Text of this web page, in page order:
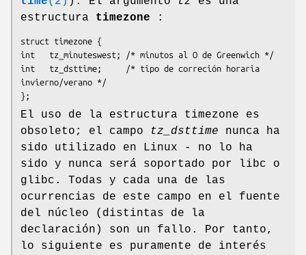
estructura timezone :
struct timezone {
int   tz_minuteswest; /* minutos al O de Greenwich */
int   tz_dsttime;     /* tipo de correción horaria
invierno/verano */
};
El uso de la estructura timezone es
obsoleto; el campo
tz_dsttime nunca ha
sido utilizado en Linux - no lo ha
sido y nunca será soportado por libc o
glibc. Todas y cada una de las
ocurrencias de este campo en el fuente
del núcleo (distintas de la
declaración) son un fallo. Por tanto,
lo siguiente es puramente de interés